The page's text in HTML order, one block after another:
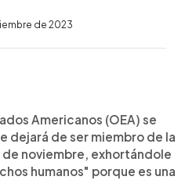
de 2023
Americanos (OEA) se
dejará de ser miembro de la
de noviembre, exhortándole
humanos" porque es una